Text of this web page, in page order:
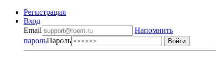
Регистрация
Вход
Email
Напомнить
парольПароль